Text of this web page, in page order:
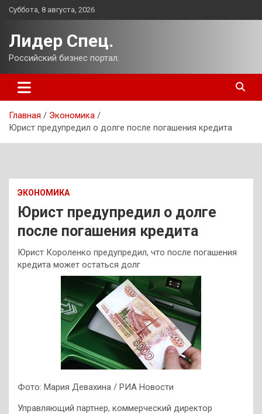
Перейти
Суббота, 8 августа, 2026
Лидер Спец.
Российский бизнес портал.
Главная
Экономика
Юрист предупредил о долге после погашения кредита
ЭКОНОМИКА
Юрист предупредил о долге
после погашения кредита
Юрист Короленко предупредил, что после погашения
кредита может остаться долг
Фото: Мария Девахина / РИА Новости
Управляющий партнер, коммерческий директор